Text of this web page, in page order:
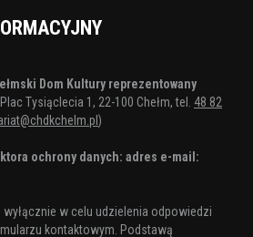
Dom Kultury reprezentowany
Tysiąclecia 1, 22-100 Chełm, tel. 48 82
)
ochrony danych: adres e-mail:
wyłącznie w celu udzielenia odpowiedzi
kontaktowym. Podstawą